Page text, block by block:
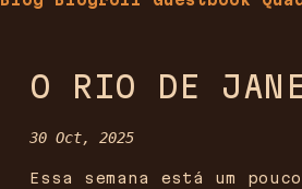
O RIO DE
30 Oct, 2025
Essa semana está um